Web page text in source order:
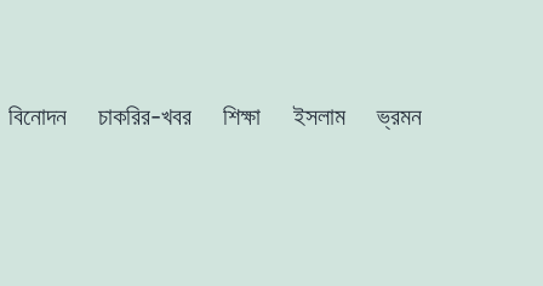
বিনোদন চাকরির-খবর শিক্ষা ইসলাম ভ্রমন